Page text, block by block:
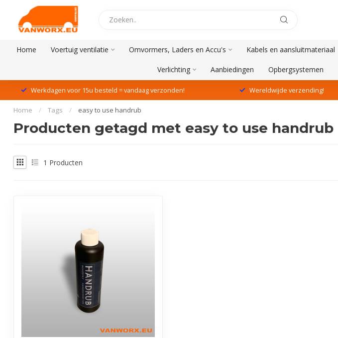
Home Voertuig ventilatie Omvormers, Laders en Accu's Kabels en aansluitmateriaal
Verlichting Aanbiedingen Opbergsystemen
Werkdagen voor 15u besteld = vandaag verzonden! Wereldwijde verzending!
Home / Tags / easy to use handrub
Producten getagd met easy to use handrub
1 Producten